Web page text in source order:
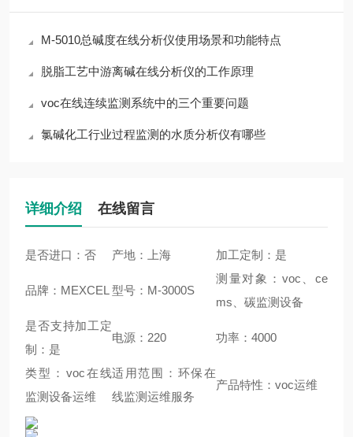
M-5010总碱度在线分析仪使用场景和功能特点
脱脂工艺中游离碱在线分析仪的工作原理
voc在线连续监测系统中的三个重要问题
氯碱化工行业过程监测的水质分析仪有哪些
详细介绍 在线留言
是否进口：否 产地：上海 加工定制：是
品牌：MEXCEL 型号：M-3000S
测量对象：voc、ce
ms、碳监测设备
是否支持加工定
制：是
电源：220 功率：4000
类型：voc在线
监测设备运维
适用范围：环保在
线监测运维服务
产品特性：voc运维